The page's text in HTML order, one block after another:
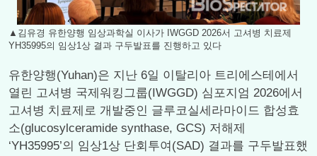
▲김유경 유한양행 임상과학실 이사가 IWGGD 2026서 고셔병 치료제
YH35995의 임상1상 결과 구두발표를 진행하고 있다
유한양행(Yuhan)은 지난 6일 이탈리아 트리에스테에서
열린 고셔병 국제워킹그룹(IWGGD) 심포지엄 2026에서
고셔병 치료제로 개발중인 글루코실세라마이드 합성효
소(glucosylceramide synthase, GCS) 저해제
‘YH35995’의 임상1상 단회투여(SAD) 결과를 구두발표했